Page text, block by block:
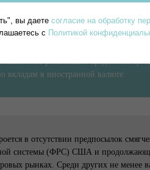
российских кредитных
вкладам в иностранной валюте.
в отсутствии предпосылок
системы (ФРС) США и
рынках. Среди других не менее
вы даете согласие на обработку
с Политикой